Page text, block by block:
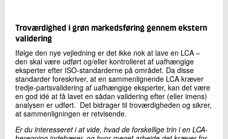
Troværdighed i grøn markedsføring gennem ekstern
validering
Ifølge den nye vejledning er det ikke nok at lave en LCA –
den skal være udført og/eller kontrolleret af uafhængige
eksperter efter ISO-standarderne på området. Da disse
standarder foreskriver, at en sammenlignende LCA kræver
tredje-partsvalidering af uafhængige eksperter, kan det være
en god idé at få lavet en sådan validering efter (eller imens)
analysen er udført. Det bidrager til troværdigheden og sikrer,
at sammenligningen er retvisende.
Er du interesseret i at vide, hvad de forskellige trin i en LCA-